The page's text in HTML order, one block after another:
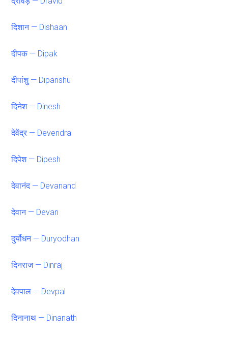
दिशान — Dishaan
दीपक — Dipak
दीपांशु — Dipanshu
दिनेश — Dinesh
देवेंद्र — Devendra
दिपेश — Dipesh
देवानंद — Devanand
देवान — Devan
दुर्योधन — Duryodhan
दिनराज — Dinraj
देवपाल — Devpal
दिनानाथ — Dinanath